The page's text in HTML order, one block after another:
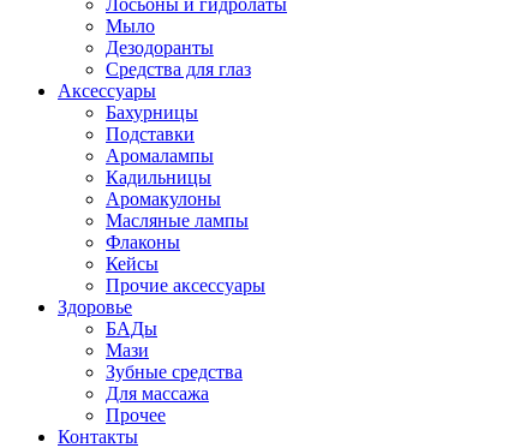
Лосьоны и гидролаты
Мыло
Дезодоранты
Средства для глаз
Аксессуары
Бахурницы
Подставки
Аромалампы
Кадильницы
Аромакулоны
Масляные лампы
Флаконы
Кейсы
Прочие аксессуары
Здоровье
БАДы
Мази
Зубные средства
Для массажа
Прочее
Контакты